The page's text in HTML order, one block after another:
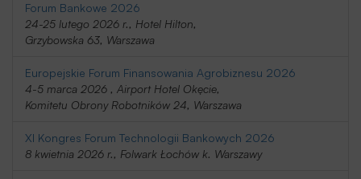
Forum Bankowe 2026
24-25 lutego 2026 r., Hotel Hilton,
Grzybowska 63, Warszawa
Europejskie Forum Finansowania Agrobiznesu 2026
4-5 marca 2026 , Airport Hotel Okęcie,
Komitetu Obrony Robotników 24, Warszawa
XI Kongres Forum Technologii Bankowych 2026
8 kwietnia 2026 r., Folwark Łochów k. Warszawy